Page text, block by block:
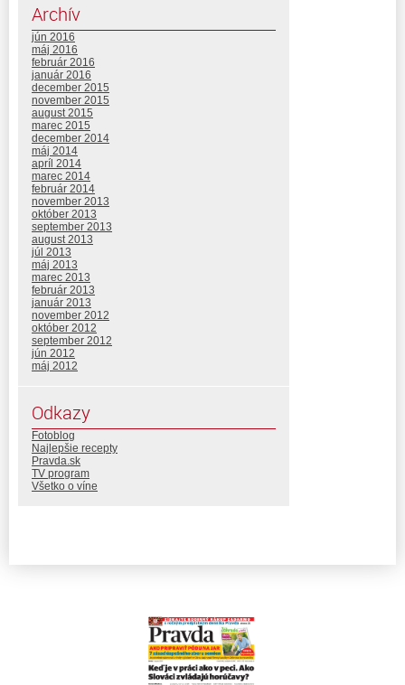
Archív
jún 2016
máj 2016
február 2016
január 2016
december 2015
november 2015
august 2015
marec 2015
december 2014
máj 2014
apríl 2014
marec 2014
február 2014
november 2013
október 2013
september 2013
august 2013
júl 2013
máj 2013
marec 2013
február 2013
január 2013
november 2012
október 2012
september 2012
jún 2012
máj 2012
Odkazy
Fotoblog
Najlepšie recepty
Pravda.sk
TV program
Všetko o víne